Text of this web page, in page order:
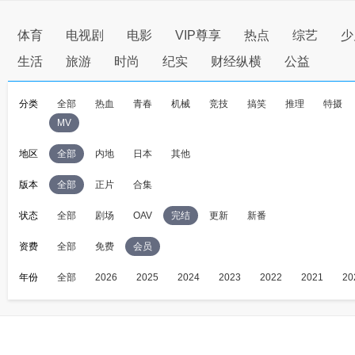
体育 电视剧 电影 VIP尊享 热点 综艺
生活
旅游 时尚 纪实 财经纵横 公益
分类 全部 热血 青春 机械 竞技 搞笑 推理
特摄
MV
地区 全部 内地 日本 其他
版本 全部 正片 合集
状态 全部 剧场 OAV 完结 更新 新番
资费 全部 免费 会员
年份 全部 2026 2025 2024 2023 2022 2021